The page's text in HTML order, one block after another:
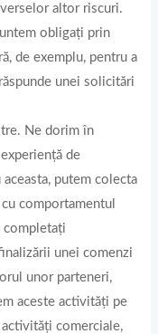
altor riscuri.
obligați prin
de exemplu, pentru a
unei solicitări
Ne dorim în
de
putem colecta
comportamentul
completați
unei comenzi
unor parteneri,
aceste activități pe
comerciale,